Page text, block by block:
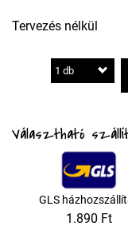
Tervezés nélkül
1 db
Választható
GLS
1.890 Ft